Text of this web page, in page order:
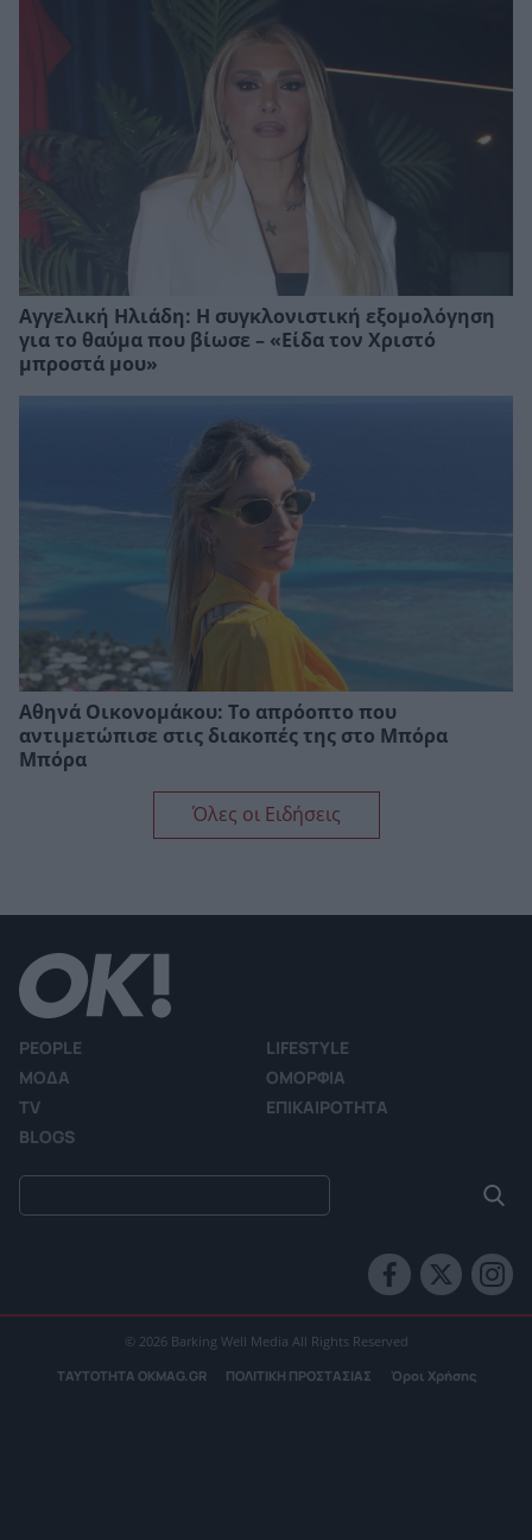
Αγγελική Ηλιάδη: Η συγκλονιστική εξομολόγηση
για το θαύμα που βίωσε – «Είδα τον Χριστό
μπροστά μου»
Αθηνά Οικονομάκου: Το απρόοπτο που
αντιμετώπισε στις διακοπές της στο Μπόρα
Μπόρα
Όλες οι Ειδήσεις
PEOPLE
LIFESTYLE
ΜΟΔΑ
ΟΜΟΡΦΙΑ
TV
ΕΠΙΚΑΙΡΟΤΗΤΑ
BLOGS
© 2026 Barking Well Media All Rights Reserved
ΤΑΥΤΟΤΗΤΑ OKMAG.GR ΠΟΛΙΤΙΚΗ ΠΡΟΣΤΑΣΙΑΣ Όροι Χρήσης